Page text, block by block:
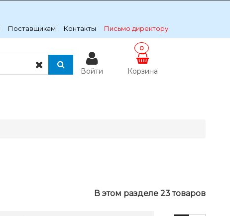
Поставщикам Контакты Письмо директору
Войти Корзина
0
В этом разделе 23 товаров